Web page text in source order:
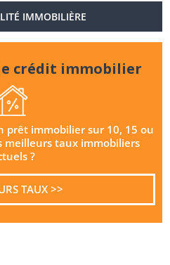
IMMOBILIÈRE
crédit immobilier
prêt immobilier sur 10, 15 ou
meilleurs taux immobiliers
?
TAUX >>